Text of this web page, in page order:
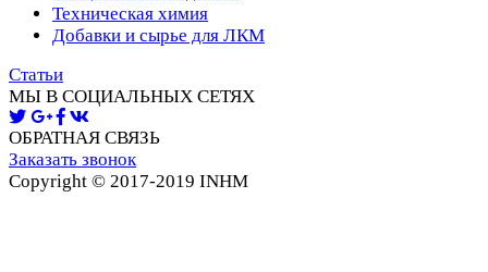
Техническая химия
Добавки и сырье для ЛКМ
Статьи
МЫ В СОЦИАЛЬНЫХ СЕТЯХ
ОБРАТНАЯ СВЯЗЬ
Заказать звонок
Copyright © 2017-2019 INHM